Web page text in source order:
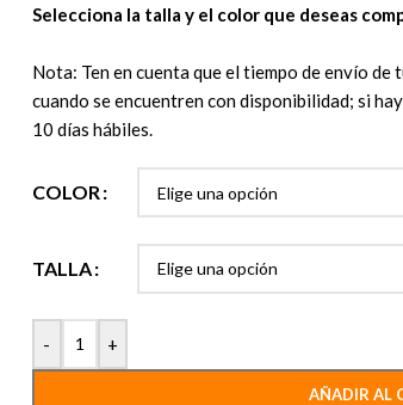
Selecciona la talla y el color que deseas
Nota: Ten en cuenta que el tiempo de envío de
cuando se encuentren con disponibilidad; si
10 días hábiles.
COLOR
TALLA
- +
AÑADIR AL